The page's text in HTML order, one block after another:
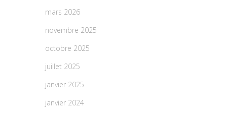
mars 2026
novembre 2025
octobre 2025
juillet 2025
janvier 2025
janvier 2024